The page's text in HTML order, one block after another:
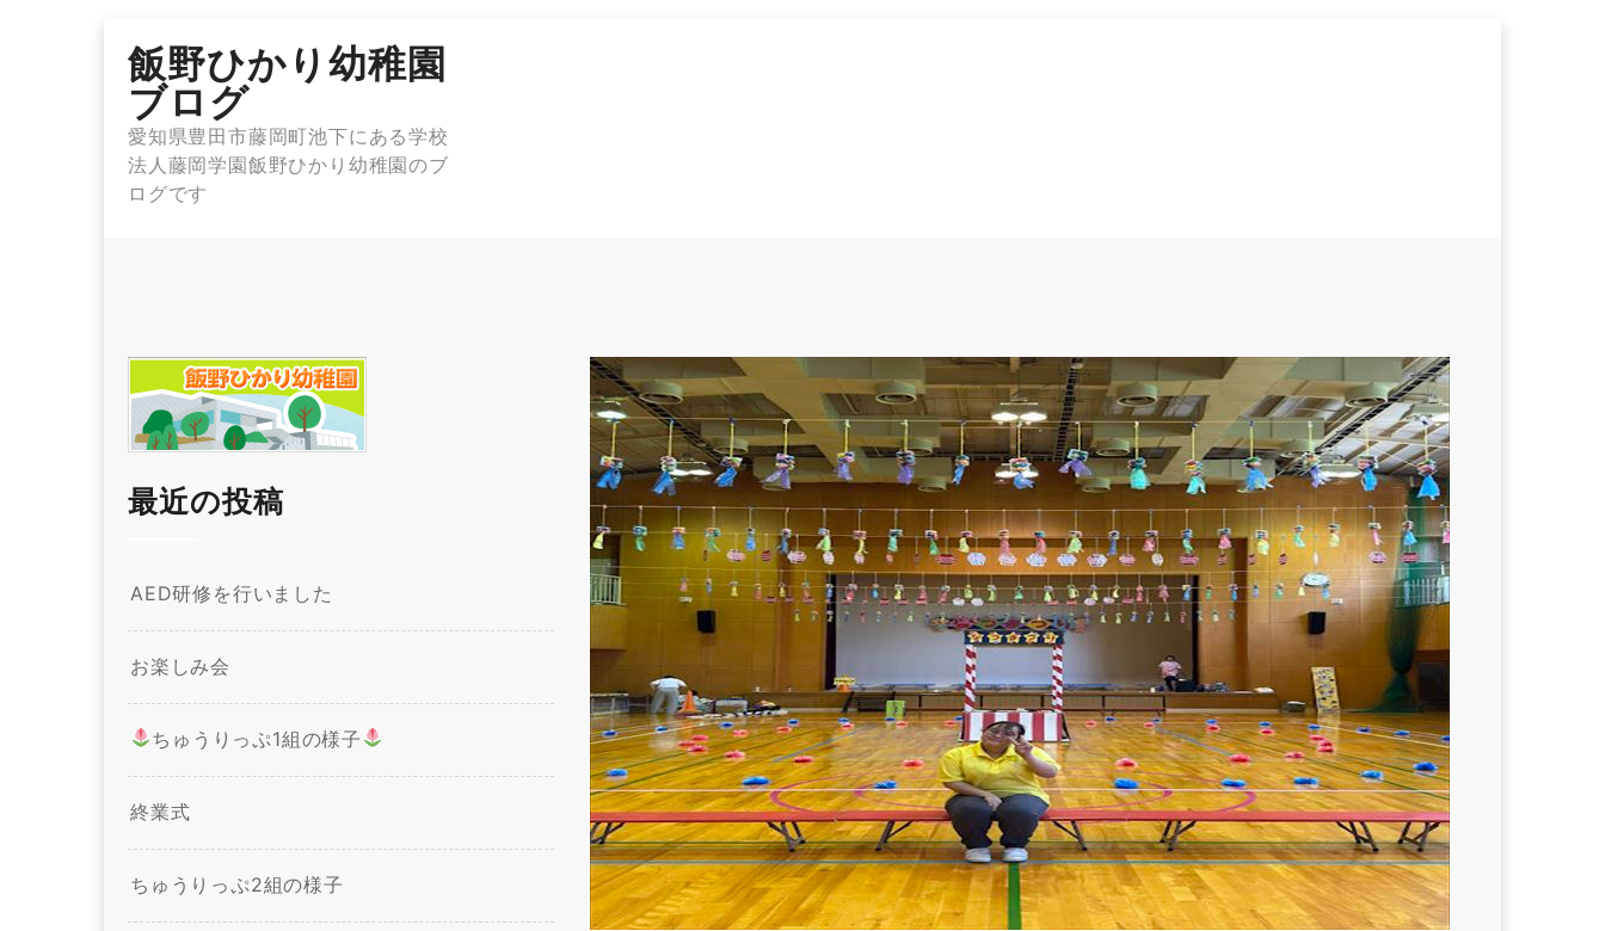
content
飯野ひかり幼稚園
ブログ
愛知県豊田市藤岡町池下にある学校
法人藤岡学園飯野ひかり幼稚園のブ
ログです
最近の投稿
AED研修を行いました
お楽しみ会
ちゅうりっぷ1組の様子
終業式
ちゅうりっぷ2組の様子